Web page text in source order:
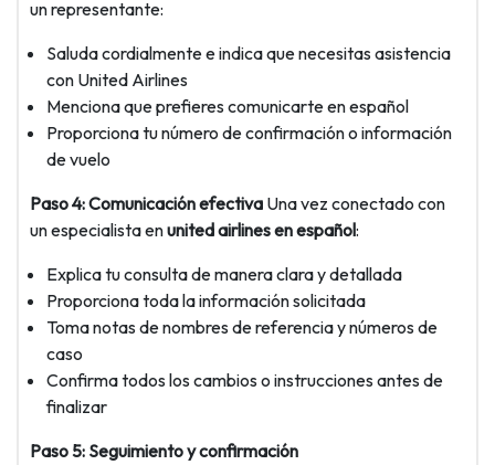
un representante:
Saluda cordialmente e indica que necesitas asistencia
con United Airlines
Menciona que prefieres comunicarte en español
Proporciona tu número de confirmación o información
de vuelo
Paso 4: Comunicación efectiva Una vez conectado con
un especialista enunited airlines en español:
Explica tu consulta de manera clara y detallada
Proporciona toda la información solicitada
Toma notas de nombres de referencia y números de
caso
Confirma todos los cambios o instrucciones antes de
finalizar
Paso 5: Seguimiento y confirmación